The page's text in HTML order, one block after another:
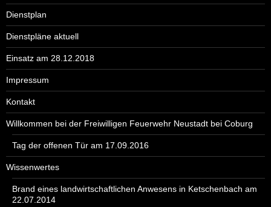
Dienstplan
Dienstpläne aktuell
Einsatz am 28.12.2018
Impressum
Kontakt
Willkommen bei der Freiwilligen Feuerwehr Neustadt bei Coburg
Tag der offenen Tür am 17.09.2016
Wissenwertes
Brand eines landwirtschaftlichen Anwesens in Ketschenbach am
22.07.2014